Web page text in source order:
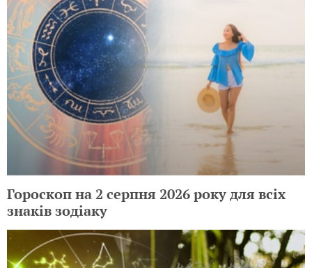
Гороскоп на 2 серпня 2026 року для всіх
знаків зодіаку